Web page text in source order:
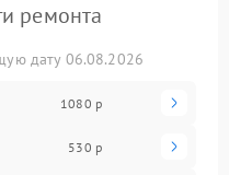
ремонта
дату 06.08.2026
1080 р
530 р